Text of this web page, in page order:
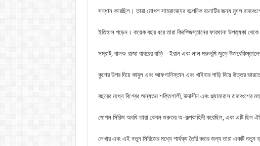
সন্ধান করেছিল। তারা মোগল সাম্রাজ্যের কাল্পনিক রচনাটির জন্য মুঘল
ইতিহাস পড়েন। কয়েক বছর ধরে তারা কিরগিজস্তানের ফারঘানা উপত্যকা
সম্রাট, বালক-রাজা বাবরের বাড়ি – ইরান এবং লাল মরুভূমি জুড়ে
কুশের উপর দিয়ে কাবুল এবং আফগানিস্তান এবং খাইবার পাড়ি দিয়ে উত্তর
বছরের মধ্যে বিশ্বের অন্যতম শক্তিশালী, উদাসীন এবং গ্ল্যামারাস রাজবংশের
মোগল সিরিজ অবধি তারা কেবল গুরুতর অ-কল্পকাহিনী করেছিল, এবং এটি ছিল
লেখার এবং এই নতুন সিরিজের মধ্যে পার্থক্য তৈরি করার জন্য তারা একটি নতুন